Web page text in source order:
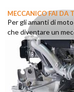
MECCANICO FAI DA
Per gli amanti di
che diventare un